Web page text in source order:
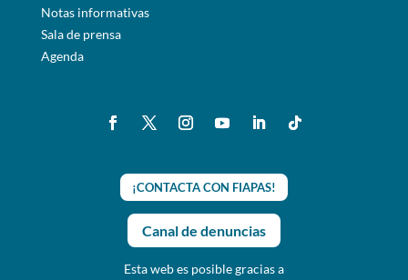
Notas informativas
Sala de prensa
Agenda
¡CONTACTA CON FIAPAS!
Canal de denuncias
Esta web es posible gracias a